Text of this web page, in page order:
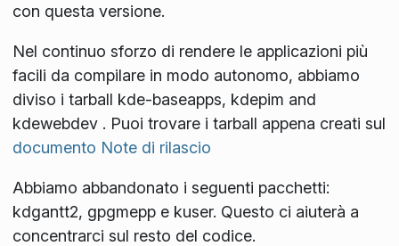
con questa versione.
Nel continuo sforzo di rendere le applicazioni più
facili da compilare in modo autonomo, abbiamo
diviso i tarball kde-baseapps, kdepim and
kdewebdev . Puoi trovare i tarball appena creati sul
documento Note di rilascio
Abbiamo abbandonato i seguenti pacchetti:
kdgantt2, gpgmepp e kuser. Questo ci aiuterà a
concentrarci sul resto del codice.